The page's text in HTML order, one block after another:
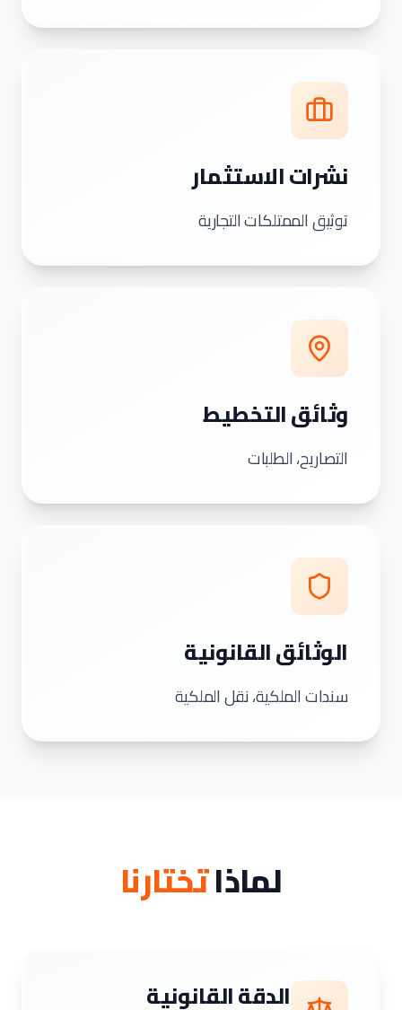
نشرات الاستثمار
توثيق الممتلكات التجارية
وثائق التخطيط
التصاريح، الطلبات
الوثائق القانونية
سندات الملكية، نقل الملكية
لماذاتختارنا
الدقة القانونية